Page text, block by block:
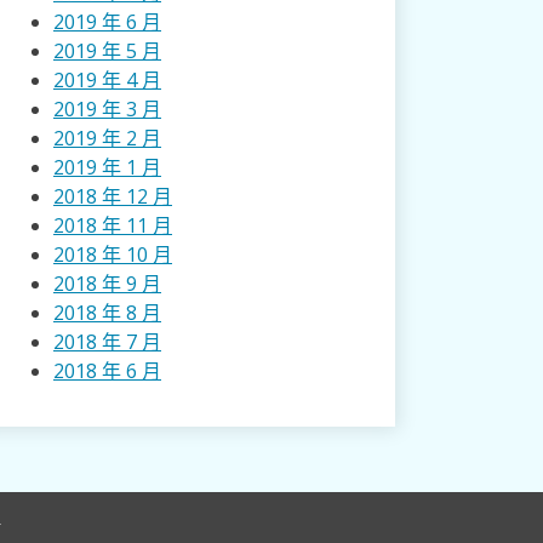
2019 年 6 月
2019 年 5 月
2019 年 4 月
2019 年 3 月
2019 年 2 月
2019 年 1 月
2018 年 12 月
2018 年 11 月
2018 年 10 月
2018 年 9 月
2018 年 8 月
2018 年 7 月
2018 年 6 月